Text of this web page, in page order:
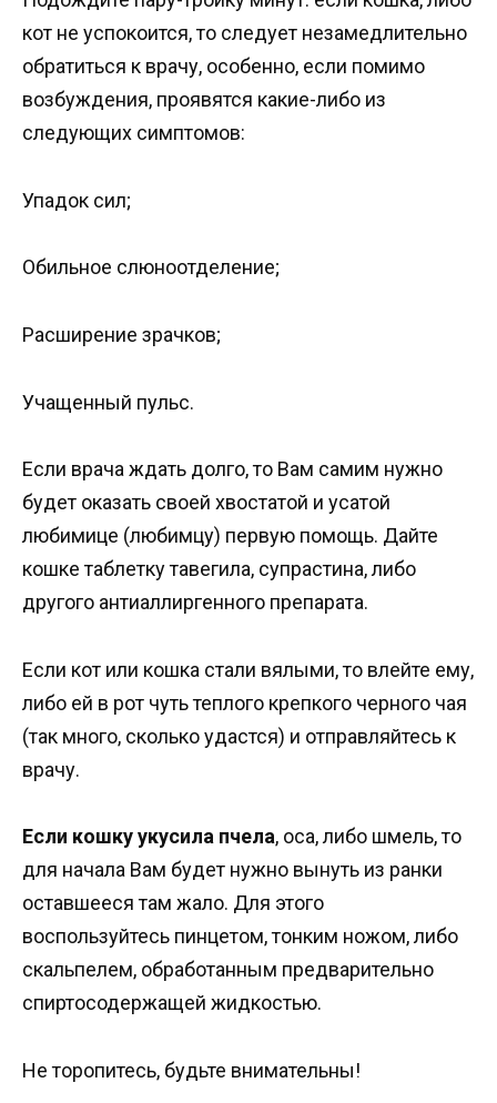
кот не успокоится, то следует незамедлительно
обратиться к врачу, особенно, если помимо
возбуждения, проявятся какие-либо из
следующих симптомов:
Упадок сил;
Обильное слюноотделение;
Расширение зрачков;
Учащенный пульс.
Если врача ждать долго, то Вам самим нужно
будет оказать своей хвостатой и усатой
любимице (любимцу) первую помощь. Дайте
кошке таблетку тавегила, супрастина, либо
другого антиаллиргенного препарата.
Если кот или кошка стали вялыми, то влейте ему,
либо ей в рот чуть теплого крепкого черного чая
(так много, сколько удастся) и отправляйтесь к
врачу.
Если кошку укусила пчела, оса, либо шмель, то
для начала Вам будет нужно вынуть из ранки
оставшееся там жало. Для этого
воспользуйтесь пинцетом, тонким ножом, либо
скальпелем, обработанным предварительно
спиртосодержащей жидкостью.
Не торопитесь, будьте внимательны!